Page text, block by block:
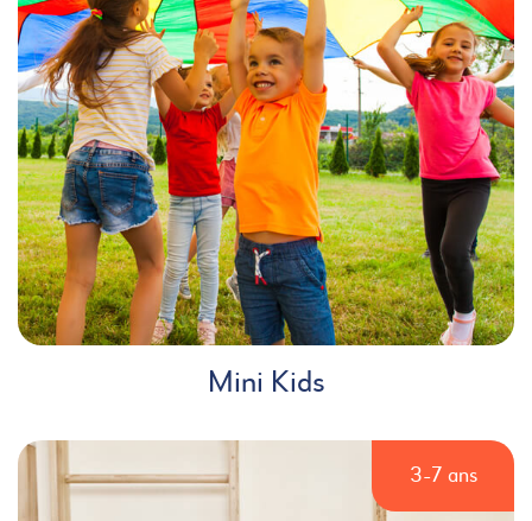
Mini Kids
3-7 ans